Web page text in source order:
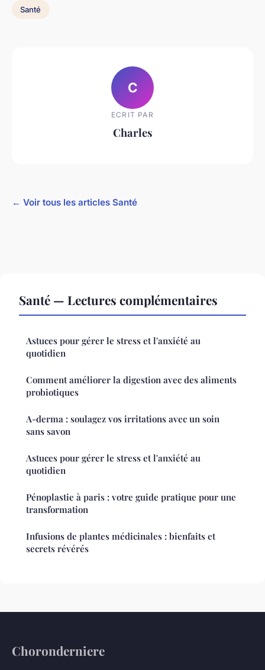
Santé
C
ECRIT PAR
Charles
← Voir tous les articles Santé
Santé — Lectures complémentaires
Astuces pour gérer le stress et l'anxiété au
quotidien
Comment améliorer la digestion avec des aliments
probiotiques
A-derma : soulagez vos irritations avec un soin
sans savon
Astuces pour gérer le stress et l'anxiété au
quotidien
Pénoplastie à paris : votre guide pratique pour une
transformation
Infusions de plantes médicinales : bienfaits et
secrets révérés
Choronderniere